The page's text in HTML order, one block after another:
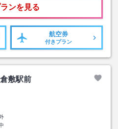
ンを見る
航空券
付きプラン
敷駅前